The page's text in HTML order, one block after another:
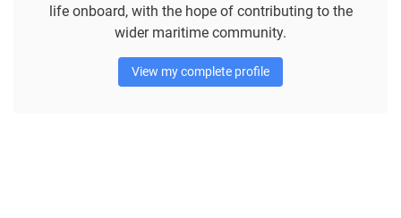
life onboard, with the hope of contributing to the
wider maritime community.
View my complete profile